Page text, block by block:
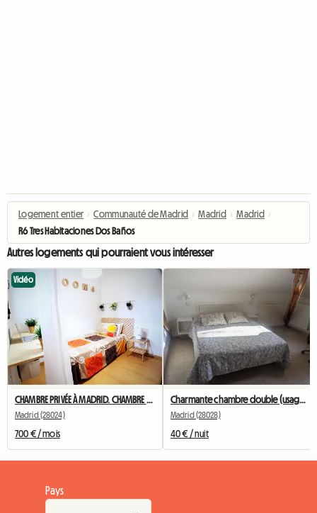
Logement entier › Communauté de Madrid › Madrid › Madrid ›
R6 Tres Habitaciones Dos Baños
Autres logements qui pourraient vous intéresser
Vidéo
Madrid (28024)
700 € / mois
Madrid (28028)
40 € / nuit
Pays